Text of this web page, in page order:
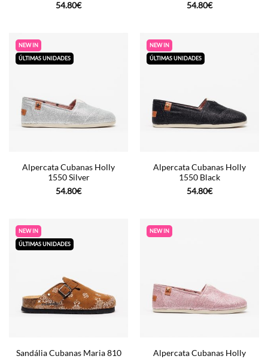
54.80€
54.80€
NEW IN
ÚLTIMAS UNIDADES
Alpercata Cubanas Holly
1550 Silver
54.80€
NEW IN
ÚLTIMAS UNIDADES
Alpercata Cubanas Holly
1550 Black
54.80€
NEW IN
ÚLTIMAS UNIDADES
Sandália Cubanas Maria 810
NEW IN
Alpercata Cubanas Holly